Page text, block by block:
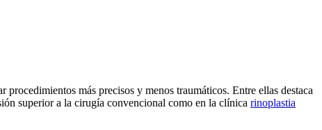
más precisos y menos traumáticos. Entre ellas destaca
superior a la cirugía convencional como en la clínica rinoplastia